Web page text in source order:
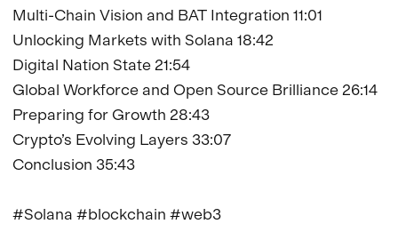
Multi-Chain Vision and BAT Integration 11:01
Unlocking Markets with Solana 18:42
Digital Nation State 21:54
Global Workforce and Open Source Brilliance 26:14
Preparing for Growth 28:43
Crypto’s Evolving Layers 33:07
Conclusion 35:43
#Solana #blockchain #web3